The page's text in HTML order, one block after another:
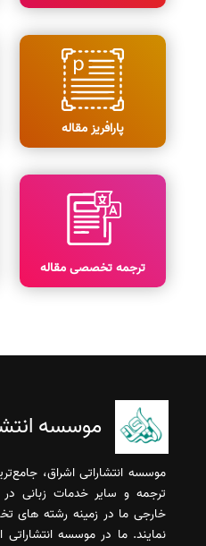
پارافریز مقاله
ترجمه تخصصی مقاله
موسسه
موسسه انتشاراتی اشراق،
ترجمه و سایر خدمات زبانی در
خارجی ما در زمینه رشته های
نمایند. ما در موسسه